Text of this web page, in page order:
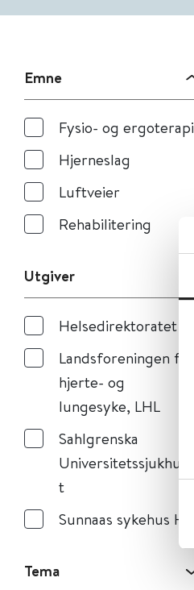
Emne
Fysio- og ergoterapi
Hjerneslag
Luftveier
Rehabilitering
Utgiver
Helsedirektoratet
Landsforeningen for
hjerte- og
lungesyke, LHL
Sahlgrenska
Universitetssjukhuse
t
Sunnaas sykehus HF
Tema